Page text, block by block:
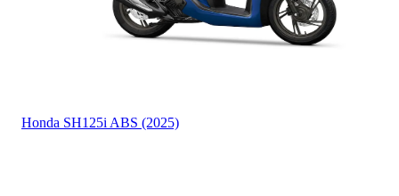
Honda SH125i ABS (2025)